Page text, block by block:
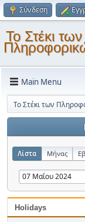
Σύνδεση
Το Στέκι των
Main Menu
Το Στέκι των
Λίστα Μήνας
Holidays